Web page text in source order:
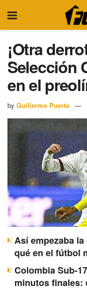
¡Otra
Selección
en el
by Guillermo Puerto
Así empezaba
qué en el fútbol
Colombia Sub-
minutos finales: